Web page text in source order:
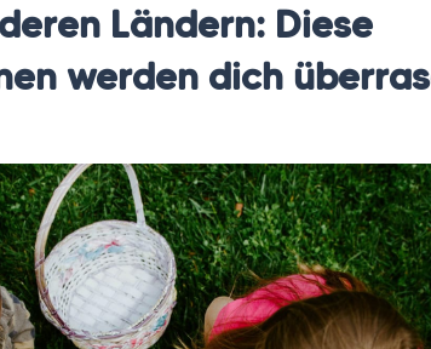
Ländern: Diese
werden dich